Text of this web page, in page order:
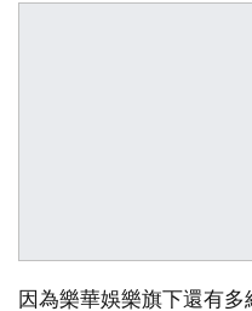
因為樂華娛樂旗下還有